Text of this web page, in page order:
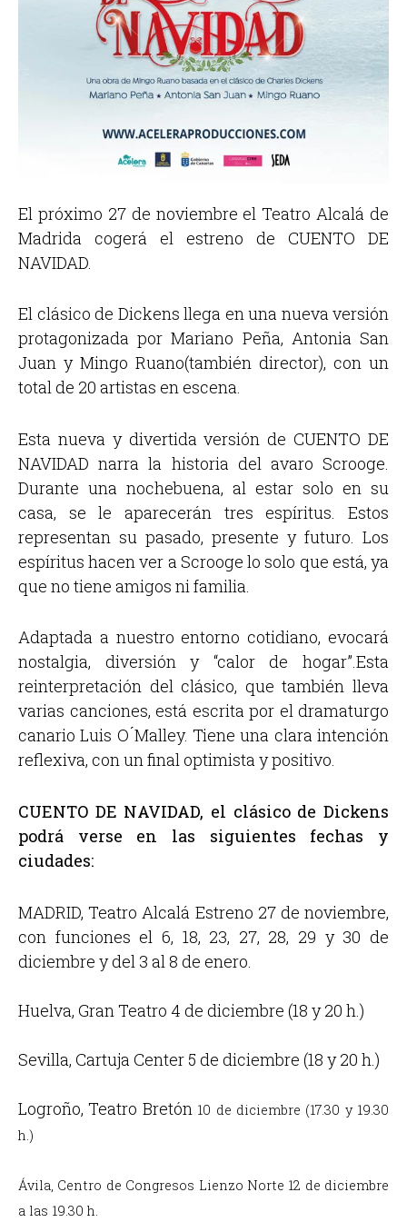
El próximo 27 de noviembre el Teatro Alcalá de
Madrida cogerá el estreno de CUENTO DE
NAVIDAD.
El clásico de Dickens llega en una nueva versión
protagonizada por Mariano Peña, Antonia San
Juan y Mingo Ruano(también director), con un
total de 20 artistas en escena.
Esta nueva y divertida versión de CUENTO DE
NAVIDAD narra la historia del avaro Scrooge.
Durante una nochebuena, al estar solo en su
casa, se le aparecerán tres espíritus. Estos
representan su pasado, presente y futuro. Los
espíritus hacen ver a Scrooge lo solo que está, ya
que no tiene amigos ni familia.
Adaptada a nuestro entorno cotidiano, evocará
nostalgia, diversión y “calor de hogar”.Esta
reinterpretación del clásico, que también lleva
varias canciones, está escrita por el dramaturgo
canario Luis O ́Malley. Tiene una clara intención
reflexiva, con un final optimista y positivo.
CUENTO DE NAVIDAD, el clásico de Dickens
podrá verse en las siguientes fechas y
ciudades:
MADRID, Teatro Alcalá Estreno 27 de noviembre,
con funciones el 6, 18, 23, 27, 28, 29 y 30 de
diciembre y del 3 al 8 de enero.
Huelva, Gran Teatro 4 de diciembre (18 y 20 h.)
Sevilla, Cartuja Center 5 de diciembre (18 y 20 h.)
Logroño, Teatro Bretón 10 de diciembre (17.30 y 19.30
h.)
Ávila, Centro de Congresos Lienzo Norte 12 de diciembre
a las 19.30 h.